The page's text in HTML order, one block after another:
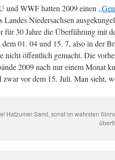
WWF hatten 2009 einen
Landes Niedersachsen
für 30 Jahre die Überführung mit
01. 04 und 15. 7, also in der
nicht öffentlich gemacht. Die
2009 nach nur einem Monat
zwar vor dem 15. Juli. Man sieht,
Hatzumer Sand, sonst im wahrsten